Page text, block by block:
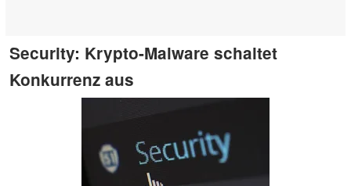
Security: Krypto-Malware schaltet
Konkurrenz aus